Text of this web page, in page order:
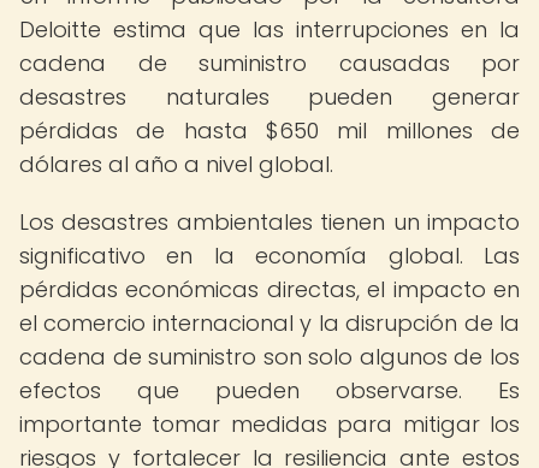
Deloitte estima que las interrupciones en la
cadena de suministro causadas por
desastres naturales pueden generar
pérdidas de hasta $650 mil millones de
dólares al año a nivel global.
Los desastres ambientales tienen un impacto
significativo en la economía global. Las
pérdidas económicas directas, el impacto en
el comercio internacional y la disrupción de la
cadena de suministro son solo algunos de los
efectos que pueden observarse. Es
importante tomar medidas para mitigar los
riesgos y fortalecer la resiliencia ante estos